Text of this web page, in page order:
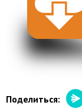
Поделиться: